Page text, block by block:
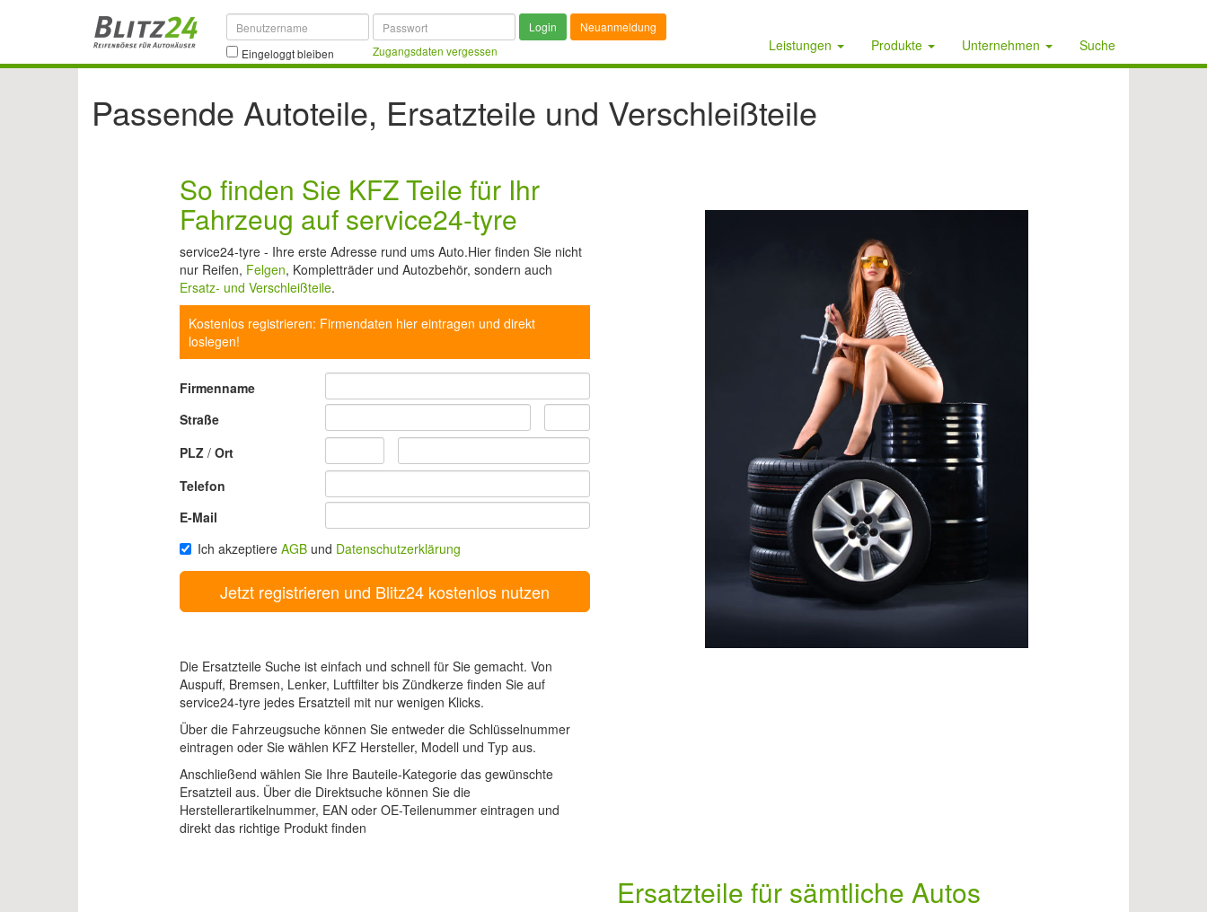
Eingeloggt bleiben Zugangsdaten vergessen
Login Neuanmeldung
Leistungen Produkte Unternehmen Suche
Passende Autoteile, Ersatzteile und Verschleißteile
So finden Sie KFZ Teile für Ihr
Fahrzeug auf service24-tyre
service24-tyre - Ihre erste Adresse rund ums Auto.Hier finden Sie nicht
nur Reifen, Felgen, Kompletträder und Autozbehör, sondern auch
Ersatz- und Verschleißteile.
Kostenlos registrieren: Firmendaten hier eintragen und direkt
loslegen!
Firmenname
Straße
PLZ / Ort
Telefon
E-Mail
Ich akzeptiere AGBund Datenschutzerklärung
Die Ersatzteile Suche ist einfach und schnell für Sie gemacht. Von
Auspuff, Bremsen, Lenker, Luftfilter bis Zündkerze finden Sie auf
service24-tyre jedes Ersatzteil mit nur wenigen Klicks.
Über die Fahrzeugsuche können Sie entweder die Schlüsselnummer
eintragen oder Sie wählen KFZ Hersteller, Modell und Typ aus.
Anschließend wählen Sie Ihre Bauteile-Kategorie das gewünschte
Ersatzteil aus. Über die Direktsuche können Sie die
Herstellerartikelnummer, EAN oder OE-Teilenummer eintragen und
direkt das richtige Produkt finden
Ersatzteile für sämtliche Autos